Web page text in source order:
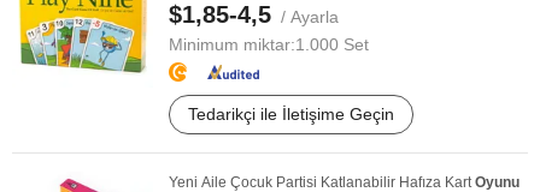
$1,85-4,5 / Ayarla
Minimum miktar:1.000 Set
Tedarikçi ile İletişime Geçin
Yeni Aile Çocuk Partisi Katlanabilir Hafıza KartOyunu